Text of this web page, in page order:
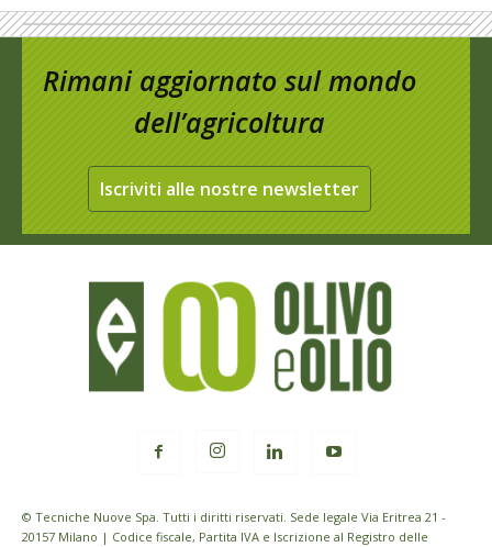
Rimani aggiornato sul mondo
dell’agricoltura
Iscriviti alle nostre newsletter
© Tecniche Nuove Spa. Tutti i diritti riservati. Sede legale Via Eritrea 21 -
20157 Milano | Codice fiscale, Partita IVA e Iscrizione al Registro delle